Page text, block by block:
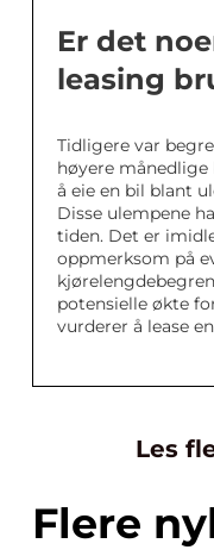
Er det
leasing
Tidligere var
høyere
å eie en bil blant
Disse ulempene
tiden. Det er
oppmerksom på
potensielle økte
vurderer å lease
Les
Flere